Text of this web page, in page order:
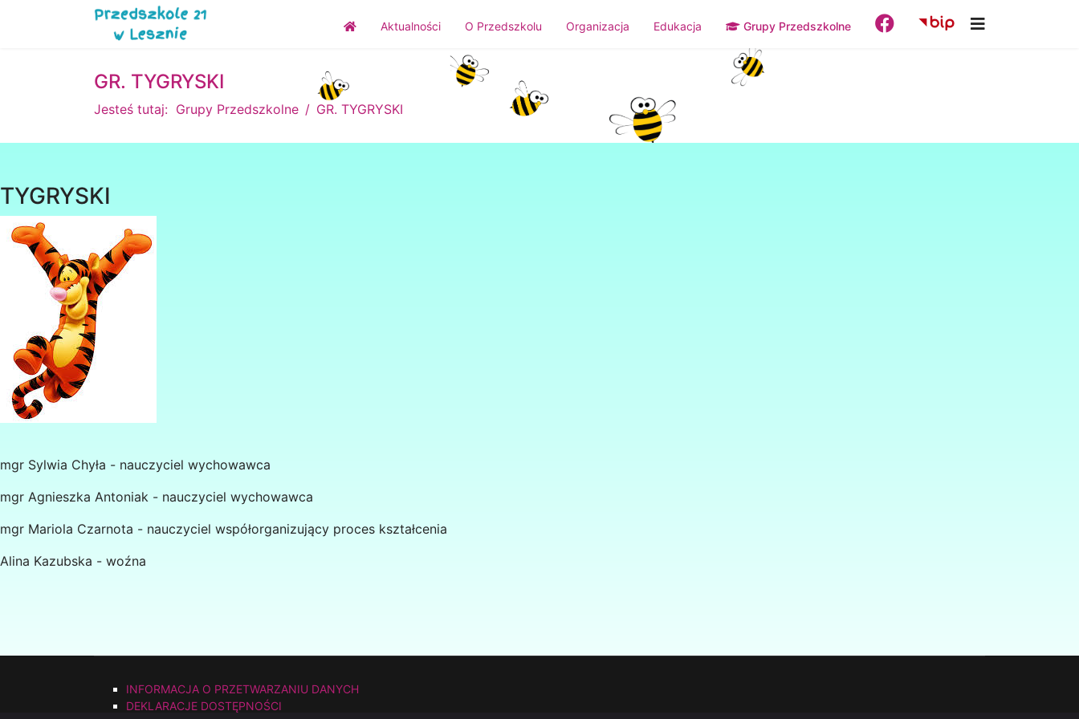
Aktualności O Przedszkolu Organizacja Edukacja Grupy Przedszkolne
GR. TYGRYSKI
Jesteś tutaj: Grupy Przedszkolne GR. TYGRYSKI
TYGRYSKI
mgr Sylwia Chyła - nauczyciel wychowawca
mgr Agnieszka Antoniak - nauczyciel wychowawca
mgr Mariola Czarnota - nauczyciel współorganizujący proces kształcenia
Alina Kazubska - woźna
INFORMACJA O PRZETWARZANIU DANYCH
DEKLARACJE DOSTĘPNOŚCI